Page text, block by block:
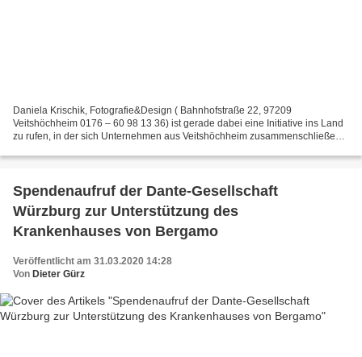
Daniela Krischik, Fotografie&Design ( Bahnhofstraße 22, 97209
Veitshöchheim 0176 – 60 98 13 36) ist gerade dabei eine Initiative ins Land
zu rufen, in der sich Unternehmen aus Veitshöchheim zusammenschließen.
Spendenaufruf der Dante-Gesellschaft
Würzburg zur Unterstützung des
Krankenhauses von Bergamo
Veröffentlicht am 31.03.2020 14:28
Von Dieter Gürz